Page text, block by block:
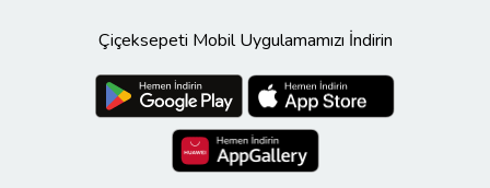
Çiçeksepeti Mobil Uygulamamızı İndirin